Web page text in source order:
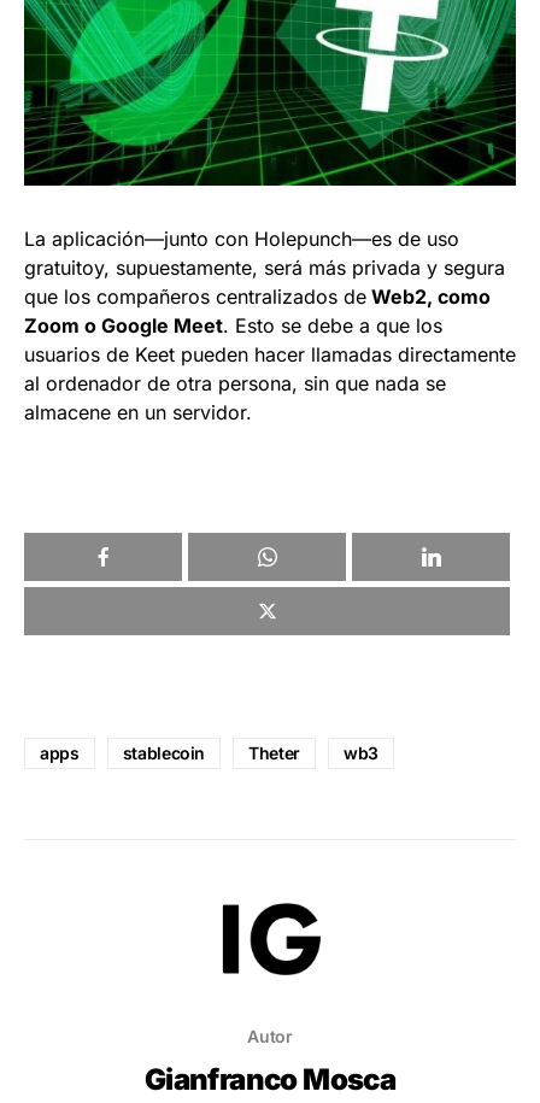
La aplicación—junto con Holepunch—es de uso
gratuitoy, supuestamente, será más privada y segura
que los compañeros centralizados de Web2, como
Zoom o Google Meet. Esto se debe a que los
usuarios de Keet pueden hacer llamadas directamente
al ordenador de otra persona, sin que nada se
almacene en un servidor.
apps stablecoin Theter wb3
Autor
Gianfranco Mosca